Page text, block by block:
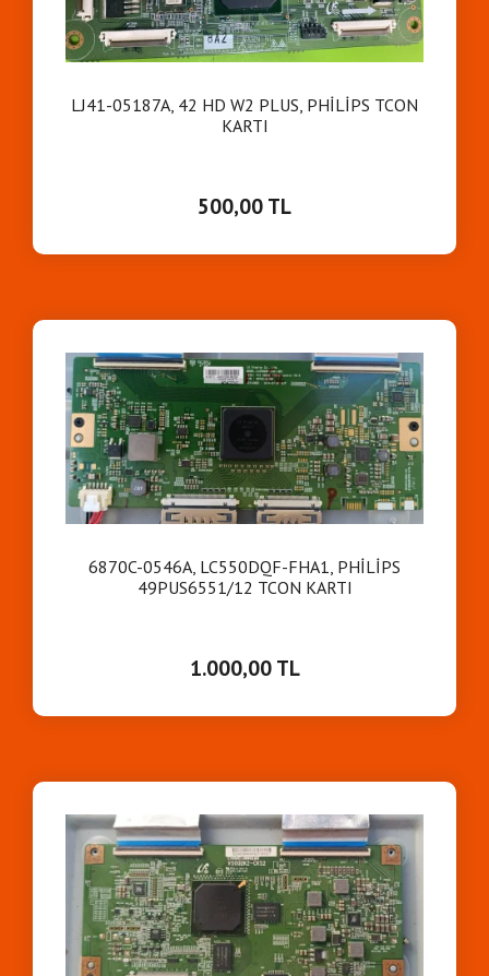
LJ41-05187A, 42 HD W2 PLUS, PHİLİPS TCON
KARTI
500,00 TL
6870C-0546A, LC550DQF-FHA1, PHİLİPS
49PUS6551/12 TCON KARTI
1.000,00 TL